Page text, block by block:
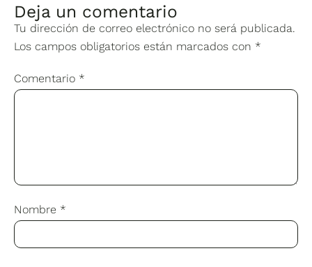
Deja un comentario
Tu dirección de correo electrónico no será publicada.
Los campos obligatorios están marcados con *
Comentario *
Nombre *